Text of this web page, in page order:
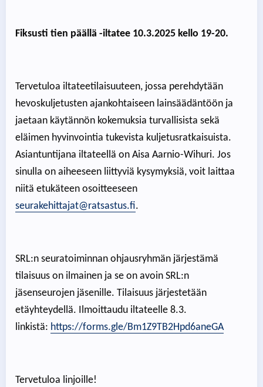
Fiksusti tien päällä -iltatee 10.3.2025 kello 19-20.
Tervetuloa iltateetilaisuuteen, jossa perehdytään
hevoskuljetusten ajankohtaiseen lainsäädäntöön ja
jaetaan käytännön kokemuksia turvallisista sekä
eläimen hyvinvointia tukevista kuljetusratkaisuista.
Asiantuntijana iltateellä on Aisa Aarnio-Wihuri. Jos
sinulla on aiheeseen liittyviä kysymyksiä, voit laittaa
niitä etukäteen osoitteeseen
seurakehittajat@ratsastus.fi.
SRL:n seuratoiminnan ohjausryhmän järjestämä
tilaisuus on ilmainen ja se on avoin SRL:n
jäsenseurojen jäsenille. Tilaisuus järjestetään
etäyhteydellä. Ilmoittaudu iltateelle 8.3.
linkistä: https://forms.gle/Bm1Z9TB2Hpd6aneGA
Tervetuloa linjoille!